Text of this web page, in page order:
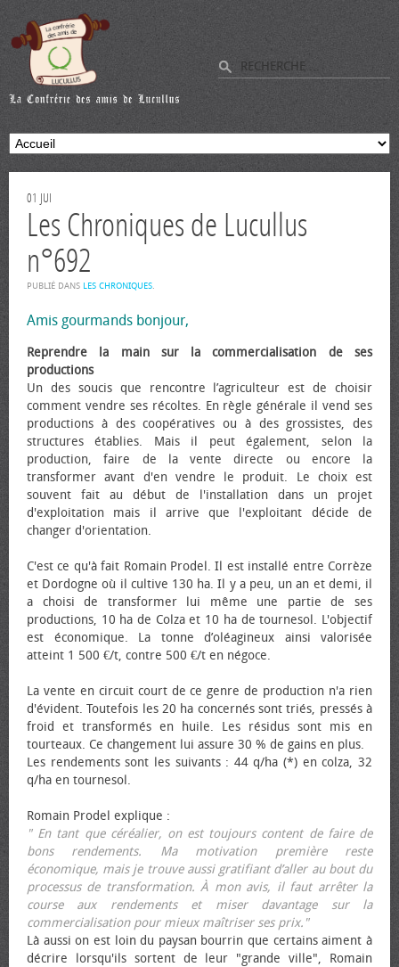
01 JUI
Les Chroniques de Lucullus
n°692
PUBLIÉ DANS LES CHRONIQUES.
Amis gourmands bonjour,
Reprendre la main sur la commercialisation de ses
productions
Un des soucis que rencontre l’agriculteur est de choisir
comment vendre ses récoltes. En règle générale il vend ses
productions à des coopératives ou à des grossistes, des
structures établies. Mais il peut également, selon la
production, faire de la vente directe ou encore la
transformer avant d'en vendre le produit. Le choix est
souvent fait au début de l'installation dans un projet
d'exploitation mais il arrive que l'exploitant décide de
changer d'orientation.
C'est ce qu'à fait Romain Prodel. Il est installé entre Corrèze
et Dordogne où il cultive 130 ha. Il y a peu, un an et demi, il
a choisi de transformer lui même une partie de ses
productions, 10 ha de Colza et 10 ha de tournesol. L'objectif
est économique. La tonne d’oléagineux ainsi valorisée
atteint 1 500 €/t, contre 500 €/t en négoce.
La vente en circuit court de ce genre de production n'a rien
d'évident. Toutefois les 20 ha concernés sont triés, pressés à
froid et transformés en huile. Les résidus sont mis en
tourteaux. Ce changement lui assure 30 % de gains en plus.
Les rendements sont les suivants : 44 q/ha (*) en colza, 32
q/ha en tournesol.
Romain Prodel explique :
" En tant que céréalier, on est toujours content de faire de
bons rendements. Ma motivation première reste
économique, mais je trouve aussi gratifiant d’aller au bout du
processus de transformation. À mon avis, il faut arrêter la
course aux rendements et miser davantage sur la
commercialisation pour mieux maîtriser ses prix."
Là aussi on est loin du paysan bourrin que certains aiment à
décrire lorsqu'ils sortent de leur "grande ville", Romain